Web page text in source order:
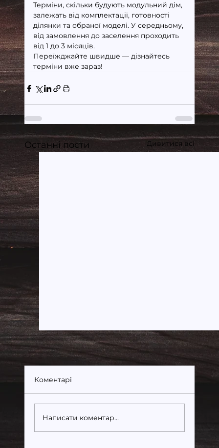
Терміни, скільки будують модульний дім,
залежать від комплектації, готовності
ділянки та обраної моделі. У середньому,
від замовлення до заселення проходить
від 1 до 3 місяців.
Переїжджайте швидше — дізнайтесь
терміни вже зараз!
Останні пости Дивитися всі
Коментарі
Написати коментар...